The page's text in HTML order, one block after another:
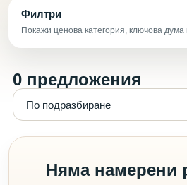
Филтри
Покажи ценова категория, ключова дума
0 предложения
Няма намерени